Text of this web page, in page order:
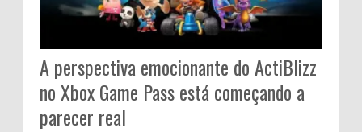
A perspectiva emocionante do ActiBlizz
no Xbox Game Pass está começando a
parecer real